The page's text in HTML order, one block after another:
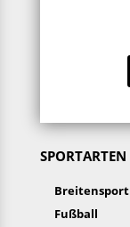
SPORTARTEN
Breitensport
Fußball